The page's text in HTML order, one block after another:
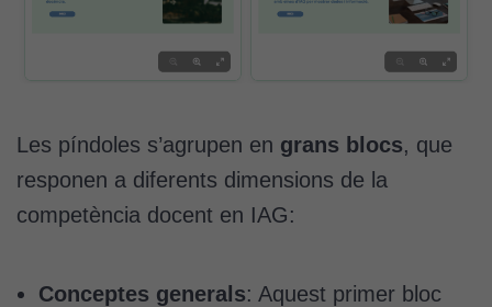
Les píndoles s’agrupen en grans blocs, que
responen a diferents dimensions de la
competència docent en IAG:
Conceptes generals: Aquest primer bloc